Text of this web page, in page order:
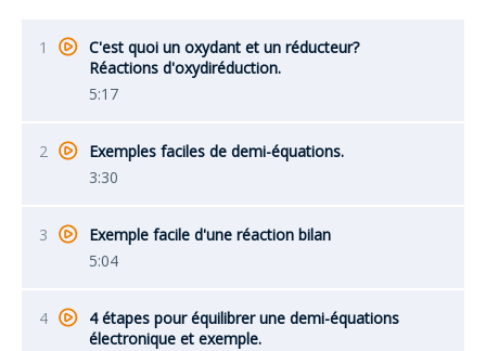
1
C'est quoi un oxydant et un réducteur?
Réactions d'oxydiréduction.
5:17
2
Exemples faciles de demi-équations.
3:30
3
Exemple facile d'une réaction bilan
5:04
4
4 étapes pour équilibrer une demi-équations
électronique et exemple.